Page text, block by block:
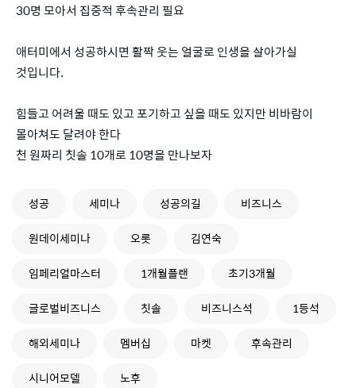
30명 모아서 집중적 후속관리 필요
애터미에서 성공하시면 활짝 웃는 얼굴로 인생을 살아가실
것입니다.
힘들고 어려울 때도 있고 포기하고 싶을 때도 있지만 비바람이
몰아쳐도 달려야 한다
천 원짜리 칫솔 10개로 10명을 만나보자
성공 세미나 성공의길
비즈니스
원데이세미나
오롯
김연숙
임페리얼마스터
1개월플랜
초기3개월
글로벌비즈니스
칫솔 비즈니스석
1등석
해외세미나
멤버십 마켓
후속관리
시니어모델
노후